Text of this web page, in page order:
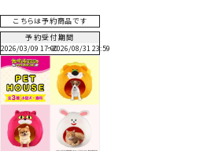
◆予約商品のクレジットカード決済手順
ご注文時にクレジットカードの「与信」がか
商品が入荷され、発送手配へ移る際に、店
ットカードの「承認(決済)」をおこないます。
クレジットカードご請求日から商品が発送
日ほど頂戴いたします。
再決済時にクレジットカード承認エラーと
こちらは予約商品です
予約受付期間
2026/03/09 17:00
〜2026/08/31 23:59